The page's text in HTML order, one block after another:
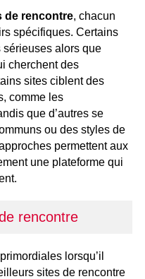
de rencontre, chacun
spécifiques. Certains
sérieuses alors que
cherchent des
sites ciblent des
comme les
que d’autres se
ou des styles de
permettent aux
une plateforme qui
rencontre
lorsqu’il
sites de rencontre